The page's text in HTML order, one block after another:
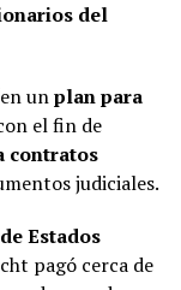
del
unplan para
el fin de
contratos
judiciales.
Estados
pagó cerca de